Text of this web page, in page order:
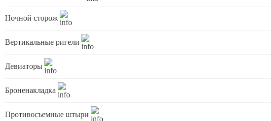
Ночной сторож
Вертикальные ригели
Девиаторы
Броненакладка
Противосъемные штыри